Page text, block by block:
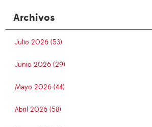
Archivos
Julio 2026 (53)
Junio 2026 (29)
Mayo 2026 (44)
Abril 2026 (58)